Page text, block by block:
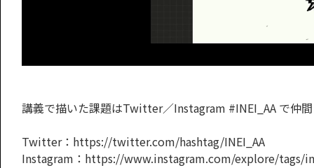
講義で描いた課題はTwitter／Instagram #INEI_AA で仲
Twitter：https://twitter.com/hashtag/INEI_AA
Instagram：https://www.instagram.com/explore/tags/